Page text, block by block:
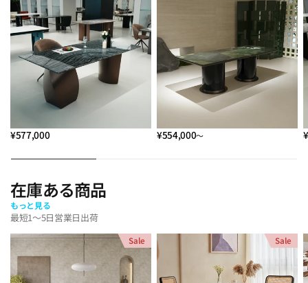
¥577,000 ¥554,000～
在庫ある商品
もっと見る
最短1～5日営業日出荷
Sale Sale